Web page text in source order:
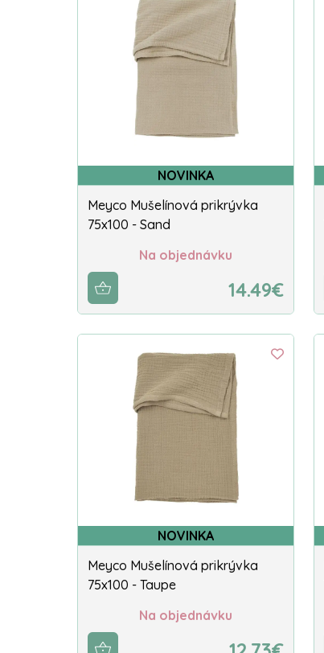
NOVINKA
Meyco Mušelínová prikrývka
75x100 - Sand
Na objednávku
14.49€
NOVINKA
Meyco Mušelínová prikrývka
75x100 - Taupe
Na objednávku